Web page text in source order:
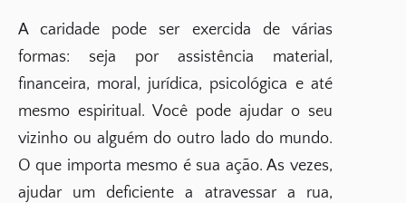
A caridade pode ser exercida de várias
formas: seja por assistência material,
financeira, moral, jurídica, psicológica e até
mesmo espiritual. Você pode ajudar o seu
vizinho ou alguém do outro lado do mundo.
O que importa mesmo é sua ação. As vezes,
ajudar um deficiente a atravessar a rua,